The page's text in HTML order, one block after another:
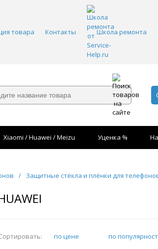
товара Контакты Школа ремонта
Xiaomi / Huawei / Meizu Уценка %
/ Защитные стёкла и плёнки для
по цене по